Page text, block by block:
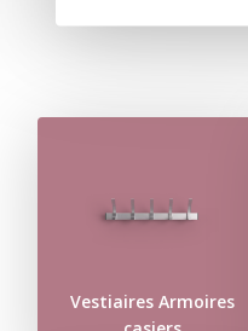
Vestiaires Armoires